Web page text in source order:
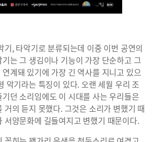
기, 타악기로 분류되는데 이중 이번 공연의
는 그 생김이나 기능이 가장 단순하고 그
계돼 있기에 가장 긴 역사를 지니고 있으
악기라는 특징이 있다. 오랜 세월 우리 조
던 소리임에도 이 시대를 사는 우리들은
거의 듣지 못했다. 그것은 소리가 변했기 때
서양문화에 길들여지고 변했기 때문이다.